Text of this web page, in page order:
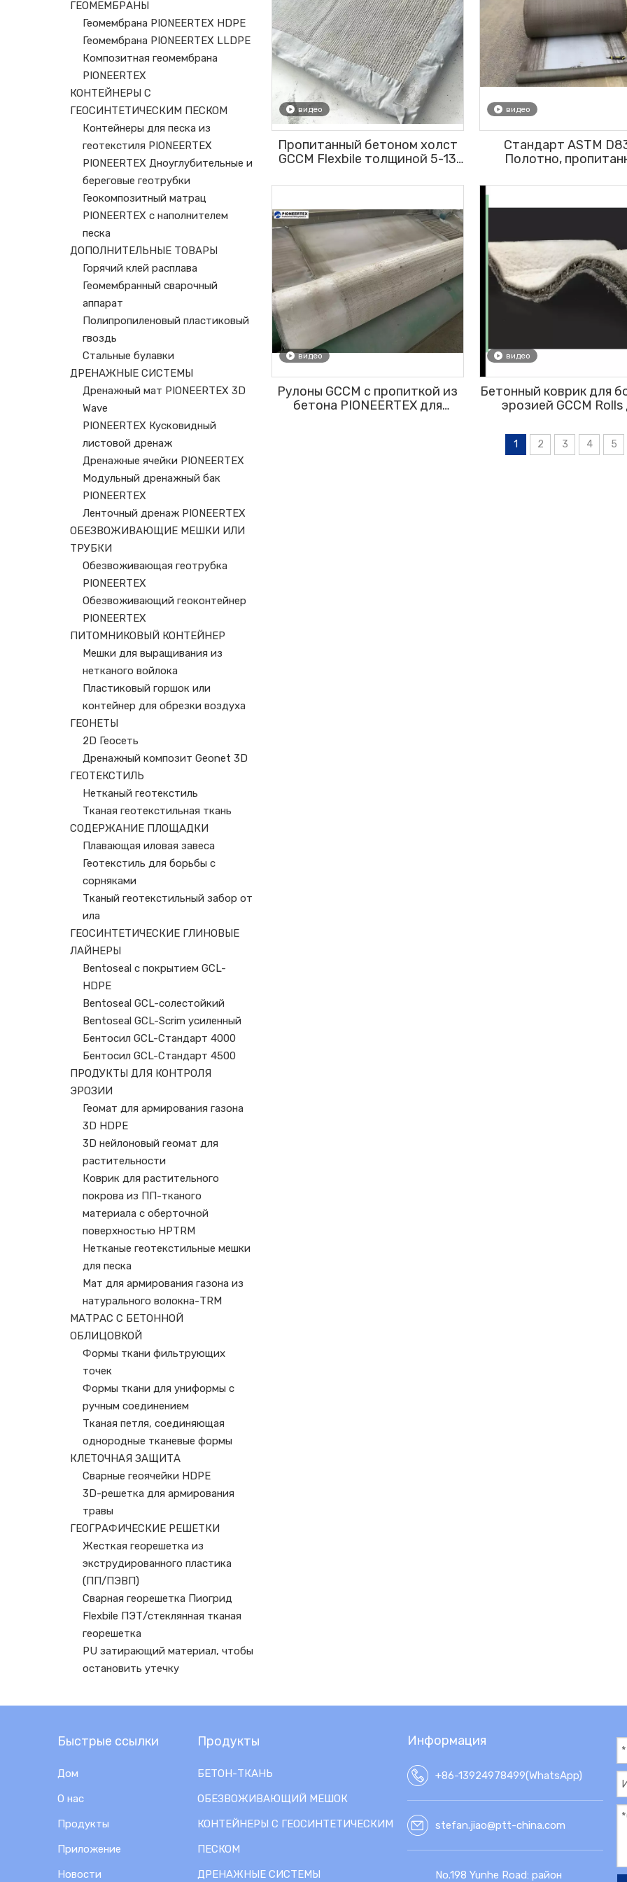
ГЕОМЕМБРАНЫ
Геомембрана PIONEERTEX HDPE
Геомембрана PIONEERTEX LLDPE
Композитная геомембрана
PIONEERTEX
КОНТЕЙНЕРЫ С
ГЕОСИНТЕТИЧЕСКИМ ПЕСКОМ
Контейнеры для песка из
геотекстиля PIONEERTEX
PIONEERTEX Дноуглубительные и
береговые геотрубки
Геокомпозитный матрац
PIONEERTEX с наполнителем
песка
ДОПОЛНИТЕЛЬНЫЕ ТОВАРЫ
Горячий клей расплава
Геомембранный сварочный
аппарат
Полипропиленовый пластиковый
гвоздь
Стальные булавки
ДРЕНАЖНЫЕ СИСТЕМЫ
Дренажный мат PIONEERTEX 3D
Wave
PIONEERTEX Кусковидный
листовой дренаж
Дренажные ячейки PIONEERTEX
Модульный дренажный бак
PIONEERTEX
Ленточный дренаж PIONEERTEX
ОБЕЗВОЖИВАЮЩИЕ МЕШКИ ИЛИ
ТРУБКИ
Обезвоживающая геотрубка
PIONEERTEX
Обезвоживающий геоконтейнер
PIONEERTEX
ПИТОМНИКОВЫЙ КОНТЕЙНЕР
Мешки для выращивания из
нетканого войлока
Пластиковый горшок или
контейнер для обрезки воздуха
ГЕОНЕТЫ
2D Геосеть
Дренажный композит Geonet 3D
ГЕОТЕКСТИЛЬ
Нетканый геотекстиль
Тканая геотекстильная ткань
СОДЕРЖАНИЕ ПЛОЩАДКИ
Плавающая иловая завеса
Геотекстиль для борьбы с
сорняками
Тканый геотекстильный забор от
ила
ГЕОСИНТЕТИЧЕСКИЕ ГЛИНОВЫЕ
ЛАЙНЕРЫ
Bentoseal с покрытием GCL-
HDPE
Bentoseal GCL-солестойкий
Bentoseal GCL-Scrim усиленный
Бентосил GCL-Стандарт 4000
Бентосил GCL-Стандарт 4500
ПРОДУКТЫ ДЛЯ КОНТРОЛЯ
ЭРОЗИИ
Геомат для армирования газона
3D HDPE
3D нейлоновый геомат для
растительности
Коврик для растительного
покрова из ПП-тканого
материала с оберточной
поверхностью HPTRM
Нетканые геотекстильные мешки
для песка
Мат для армирования газона из
натурального волокна-TRM
МАТРАС С БЕТОННОЙ
ОБЛИЦОВКОЙ
Формы ткани фильтрующих
точек
Формы ткани для униформы с
ручным соединением
Тканая петля, соединяющая
однородные тканевые формы
КЛЕТОЧНАЯ ЗАЩИТА
Сварные геоячейки HDPE
3D-решетка для армирования
травы
ГЕОГРАФИЧЕСКИЕ РЕШЕТКИ
Жесткая георешетка из
экструдированного пластика
(ПП/ПЭВП)
Сварная георешетка Пиогрид
Flexbile ПЭТ/стеклянная тканая
георешетка
PU затирающий материал, чтобы
остановить утечку
видео
Пропитанный бетоном холст
GCCM Flexbile толщиной 5-13
защиты откосов
видео
Стандарт ASTM
Полотно,
армированной
видео
Рулоны GCCM с пропиткой из
бетона PIONEERTEX для
видео
Бетонный коврик для
эрозией GCCM Rolls
облицовки
1 2 3 4 5
Быстрые ссылки
Дом
О нас
Продукты
Приложение
Новости
Продукты
БЕТОН-ТКАНЬ
ОБЕЗВОЖИВАЮЩИЙ МЕШОК
КОНТЕЙНЕРЫ С ГЕОСИНТЕТИЧЕСКИМ
ПЕСКОМ
ДРЕНАЖНЫЕ СИСТЕМЫ
Информация
+86-13924978499(WhatsApp)
stefan.jiao@ptt-china.com
No.198 Yunhe Road: район